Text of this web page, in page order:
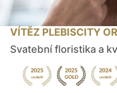
VÍTĚZ PLEBISCITY
Svatební floristika a